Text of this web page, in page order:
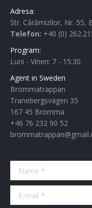
Adresa:
Str. Cărămizilor, Nr. 55,
Telefon: +40 (0)
Program:
Luni - Vineri: 7 - 15:30
Agent in Sweden
Brommatrappan
Tranebergsvägen 35
167 45 Bromma
+46 76 232 90 52
Name *
E-mail *